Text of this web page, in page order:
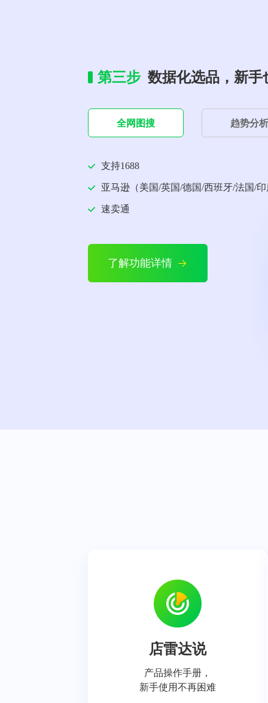
第三步 数据化选品，新手
全网图搜 趋势分析
支持1688
亚马逊（美国/英国/德国/西班牙/法国/
速卖通
了解功能详情
店雷达说
产品操作手册，
新手使用不再困难